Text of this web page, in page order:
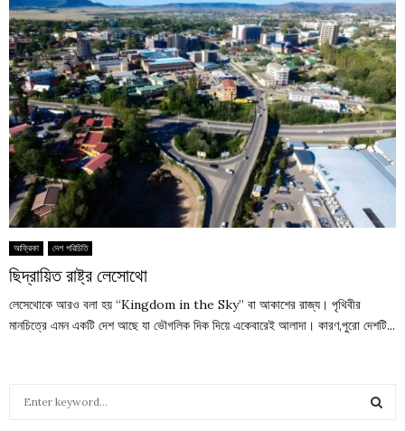
আফ্রিকা দেশ পরিচিতি
ছিদ্রায়িত রাষ্ট্র লেসোথো
লেসেথোকে আরও বলা হয় “Kingdom in the Sky” বা আকাশের রাজ্য। পৃথিবীর
মানচিত্রে এমন একটি দেশ আছে যা ভৌগলিক দিক দিয়ে একেবারেই আলাদা। কারণ,পুরো দেশটি...